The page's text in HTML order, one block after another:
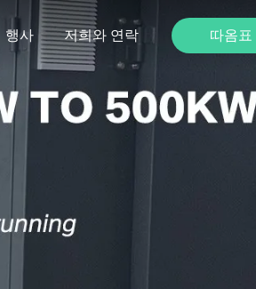
행사 저희와 연락 따옴표